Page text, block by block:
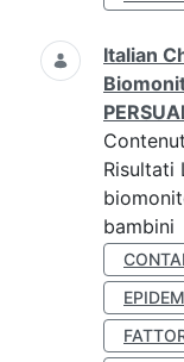
Italian
Risultati
bambini